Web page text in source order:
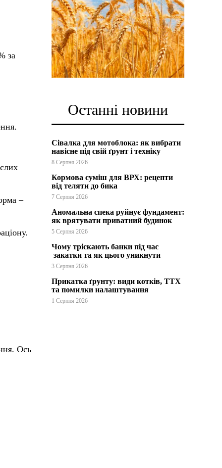
за
–
Ось
Останні новини
Сівалка для мотоблока: як вибрати
навісне під свій ґрунт і техніку
8 Серпня 2026
Кормова суміш для ВРХ: рецепти
від теляти до бика
7 Серпня 2026
Аномальна спека руйнує фундамент:
як врятувати приватний будинок
5 Серпня 2026
Чому тріскають банки під час
закатки та як цього уникнути
3 Серпня 2026
Прикатка ґрунту: види котків, ТТХ
та помилки налаштування
1 Серпня 2026